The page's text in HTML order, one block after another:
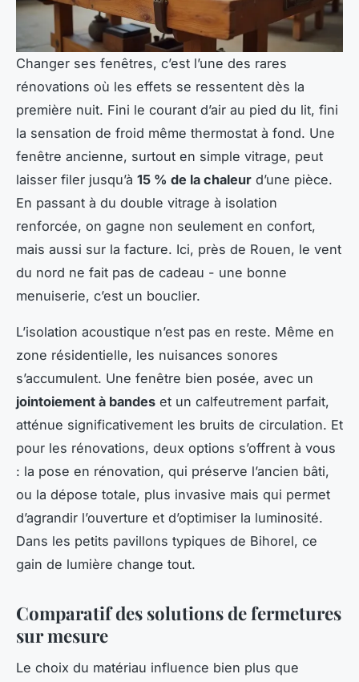
Changer ses fenêtres, c’est l’une des rares
rénovations où les effets se ressentent dès la
première nuit. Fini le courant d’air au pied du lit, fini
la sensation de froid même thermostat à fond. Une
fenêtre ancienne, surtout en simple vitrage, peut
laisser filer jusqu’à 15 % de la chaleur d’une pièce.
En passant à du double vitrage à isolation
renforcée, on gagne non seulement en confort,
mais aussi sur la facture. Ici, près de Rouen, le vent
du nord ne fait pas de cadeau - une bonne
menuiserie, c’est un bouclier.
L’isolation acoustique n’est pas en reste. Même en
zone résidentielle, les nuisances sonores
s’accumulent. Une fenêtre bien posée, avec un
jointoiement à bandes et un calfeutrement parfait,
atténue significativement les bruits de circulation. Et
pour les rénovations, deux options s’offrent à vous
: la pose en rénovation, qui préserve l’ancien bâti,
ou la dépose totale, plus invasive mais qui permet
d’agrandir l’ouverture et d’optimiser la luminosité.
Dans les petits pavillons typiques de Bihorel, ce
gain de lumière change tout.
Comparatif des solutions de fermetures
sur mesure
Le choix du matériau influence bien plus que